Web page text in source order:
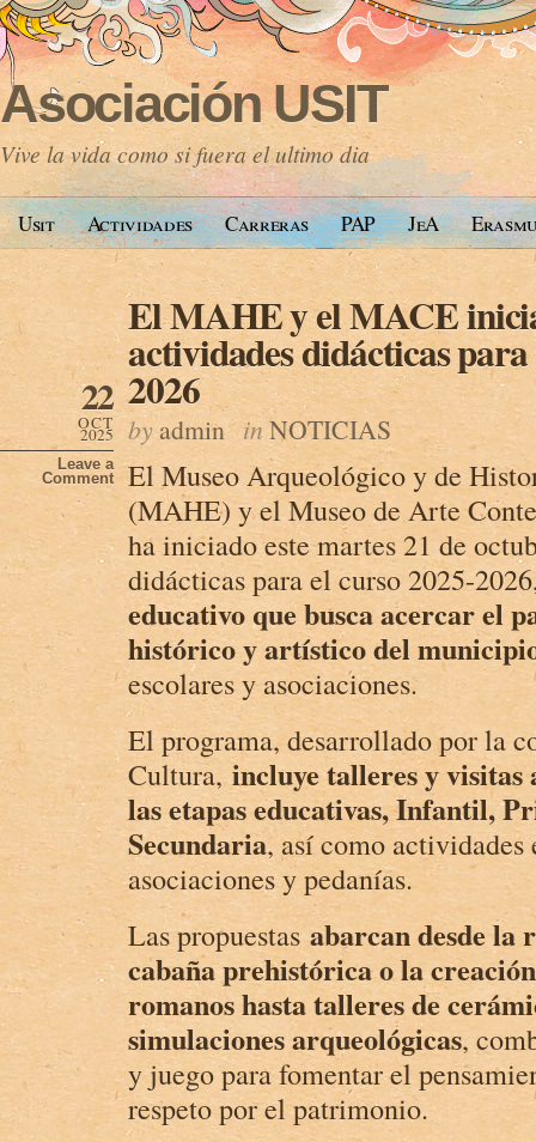
Asociación USIT
Vive la vida como si fuera el ultimo dia
Usit Actividades Carreras PAP JeA
El MAHE y el MACE
actividades didácticas
2026
22
OCT
2025
Leave a
Comment
by admin in NOTICIAS
El Museo Arqueológico y de
(MAHE) y el Museo de Arte
ha iniciado este martes 21 de
didácticas para el curso 2025-
educativo que busca acercar el
histórico y artístico del
escolares y asociaciones.
El programa, desarrollado por la
Cultura,incluye talleres y visitas
las etapas educativas, Infantil,
Secundaria, así como actividades
asociaciones y pedanías.
Las propuestasabarcan desde la
cabaña prehistórica o la
romanos hasta talleres de
simulaciones arqueológicas,
y juego para fomentar el
respeto por el patrimonio.